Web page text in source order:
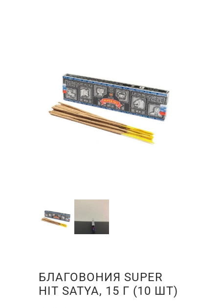
БЛАГОВОНИЯ SUPER
HIT SATYA, 15 Г (10 ШТ)